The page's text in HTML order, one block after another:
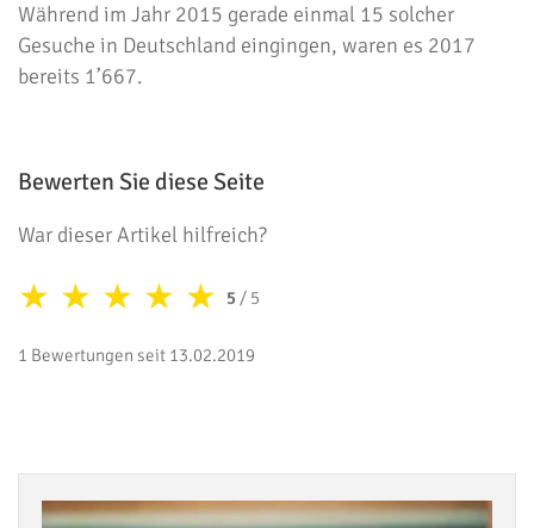
Während im Jahr 2015 gerade einmal 15 solcher
Gesuche in Deutschland eingingen, waren es 2017
bereits 1’667.
Bewerten Sie diese Seite
War dieser Artikel hilfreich?
★
★
★
★
★ 5 / 5
1 Bewertungen seit 13.02.2019